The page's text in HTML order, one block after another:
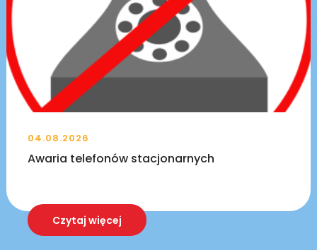
04.08.2026
Awaria telefonów stacjonarnych
Czytaj więcej